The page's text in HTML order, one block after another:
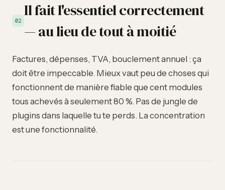
02
Il fait l'essentiel correctement
— au lieu de tout à moitié
Factures, dépenses, TVA, bouclement annuel : ça
doit être impeccable. Mieux vaut peu de choses qui
fonctionnent de manière fiable que cent modules
tous achevés à seulement 80 %. Pas de jungle de
plugins dans laquelle tu te perds. La concentration
est une fonctionnalité.